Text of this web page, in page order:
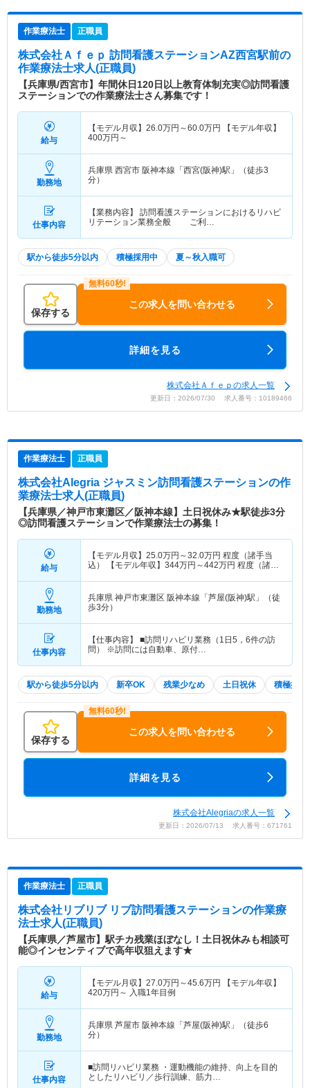
作業療法士 正職員
株式会社Ａｆｅｐ 訪問看護ステーションAZ西宮駅前の
作業療法士求人(正職員)
【兵庫県/西宮市】年間休日120日以上教育体制充実◎訪問看護
ステーションでの作業療法士さん募集です！
給与
【モデル月収】 26.0万円～60.0万円
【モデル年収】
400万円～
勤務地
兵庫県 西宮市 阪神本線「西宮(阪神)駅」（徒歩3
分）
仕事内容
【業務内容】 訪問看護ステーションにおけるリハビ
リテーション業務全般 ご利…
駅から徒歩5分以内 積極採用中 夏～秋入職可
保存する
この求人を問い合わせる
詳細を見る
株式会社Ａｆｅｐの求人一覧
更新日：2026/07/30 求人番号：10189466
作業療法士 正職員
株式会社Alegria ジャスミン訪問看護ステーションの作
業療法士求人(正職員)
【兵庫県／神戸市東灘区／阪神本線】土日祝休み★駅徒歩3分
◎訪問看護ステーションで作業療法士の募集！
給与
【モデル月収】 25.0万円～32.0万円 程度（諸手当
込） 【モデル年収】 344万円～442万円 程度（諸手
勤務地
兵庫県 神戸市東灘区 阪神本線「芦屋(阪神)駅」（徒
歩3分）
仕事内容
【仕事内容】 ■訪問リハビリ業務（1日5，6件の訪
問） ※訪問には自動車、原付…
駅から徒歩5分以内 新卒OK 残業少なめ 土日祝休 積極採用
保存する
この求人を問い合わせる
詳細を見る
株式会社Alegriaの求人一覧
更新日：2026/07/13 求人番号：671761
作業療法士 正職員
株式会社リブリブ リブ訪問看護ステーションの作業療
法士求人(正職員)
【兵庫県／芦屋市】駅チカ残業ほぼなし！土日祝休みも相談可
能◎インセンティブで高年収狙えます★
給与
【モデル月収】 27.0万円～45.6万円
【モデル年収】
420万円～ 入職1年目例
勤務地
兵庫県 芦屋市 阪神本線「芦屋(阪神)駅」（徒歩6
分）
仕事内容
■訪問リハビリ業務 ・運動機能の維持、向上を目的
としたリハビリ／歩行訓練、筋力…